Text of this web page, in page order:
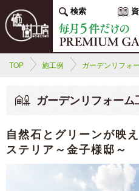
検索 資
TOP 施工例 ガーデンリフォ
ガーデンリフォー
自然石とグリーンが映
ステリア～金子様邸～